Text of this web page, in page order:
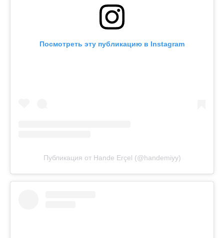
Посмотреть эту публикацию в Instagram
Публикация от Hande Erçel (@handemiyy)